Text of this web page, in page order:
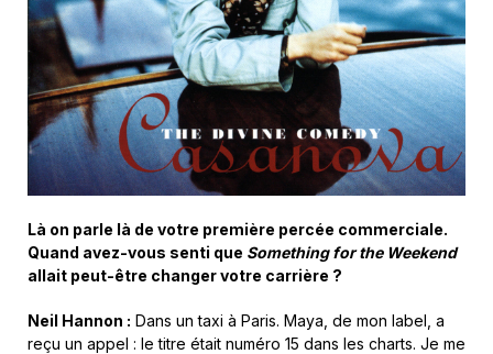
Là on parle là de votre première percée commerciale.
Quand avez-vous senti que Something for the Weekend
allait peut-être changer votre carrière ?
Neil Hannon : Dans un taxi à Paris. Maya, de mon label, a
reçu un appel : le titre était numéro 15 dans les charts. Je me